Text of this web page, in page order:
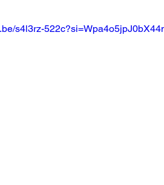
s4l3rz-